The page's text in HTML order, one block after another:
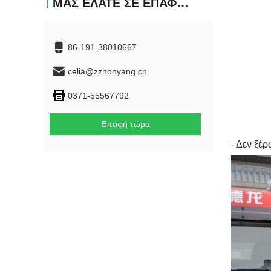
ΜΑΣ ΕΛΆΤΕ ΣΕ ΕΠΑΦΉ ΜΕ
86-191-38010667
celia@zzhonyang.cn
0371-55567792
Επαφή τώρα
- Δεν